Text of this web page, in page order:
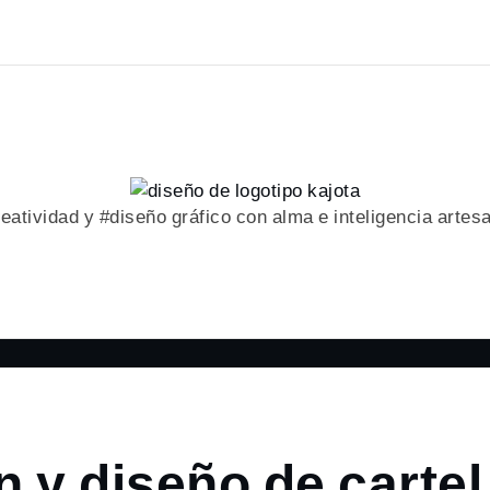
y #diseño gráfico con alma e inteligencia